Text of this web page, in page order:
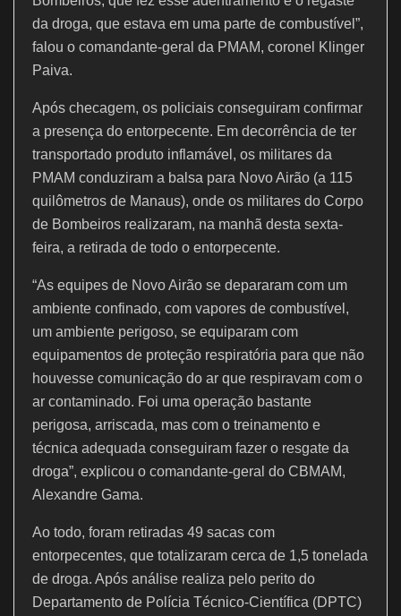
da droga, que estava em uma parte de combustível”,
falou o comandante-geral da PMAM, coronel Klinger
Paiva.
Após checagem, os policiais conseguiram confirmar
a presença do entorpecente. Em decorrência de ter
transportado produto inflamável, os militares da
PMAM conduziram a balsa para Novo Airão (a 115
quilômetros de Manaus), onde os militares do Corpo
de Bombeiros realizaram, na manhã desta sexta-
feira, a retirada de todo o entorpecente.
“As equipes de Novo Airão se depararam com um
ambiente confinado, com vapores de combustível,
um ambiente perigoso, se equiparam com
equipamentos de proteção respiratória para que não
houvesse comunicação do ar que respiravam com o
ar contaminado. Foi uma operação bastante
perigosa, arriscada, mas com o treinamento e
técnica adequada conseguiram fazer o resgate da
droga”, explicou o comandante-geral do CBMAM,
Alexandre Gama.
Ao todo, foram retiradas 49 sacas com
entorpecentes, que totalizaram cerca de 1,5 tonelada
de droga. Após análise realiza pelo perito do
Departamento de Polícia Técnico-Científica (DPTC)